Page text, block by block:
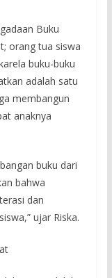
Buku
orang tua siswa
buku-buku
adalah satu
membangun
anaknya
buku dari
bahwa
dan
ujar Riska.